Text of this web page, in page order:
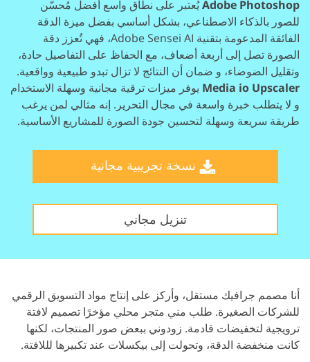
Adobe Photoshopيُعتبر على نطاق واسع أفضل مُحسّن
للصور بالذكاء الاصطناعي، بشكل أساسي بفضل ميزة الدقة
الفائقة المدعومة بتقنية Adobe Sensei AI، فهي تُعزز
دقة
الصورة تصل إلى أربعة أضعاف، مع الحفاظ على التفاصيل حادة،
وتقليل الضوضاء، و ضمان أن النتائج لا تزال تبدو طبيعية وواقعية.
Media io Upscaler يوفر ميزات ترقية مجانية وسهلة الاستخدام
و لا يتطلب خبرة واسعة في مجال التحرير. إنه مثالي لمن يرغب
طريقة سريعة وسهلة لتحسين جودة الصورة للمشاريع الأساسية.
نسخة تجريبية مجانية
تنزيل مجاني
أنا مصمم جرافيك مستقل، وأركز على إنتاج مواد التسويق الرقمي
للشركات الصغيرة. طلب مني متجر محلي مؤخرًا تصميم لافتة
ترويجية لتخفيضات قادمة. زودوني ببعض صور المنتجات، لكنها
كانت منخفضة الدقة، وتحولت إلى بيكسلات عند تكبيرها لللافتة.